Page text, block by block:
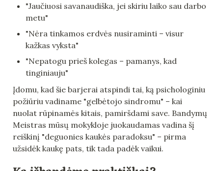
"Jaučiuosi savanaudiška, jei skiriu laiko sau darbo
metu"
"Nėra tinkamos erdvės nusiraminti – visur
kažkas vyksta"
"Nepatogu prieš kolegas – pamanys, kad
tinginiauju"
Įdomu, kad šie barjerai atspindi tai, ką psichologiniu
požiūriu vadiname "gelbėtojo sindromu" – kai
nuolat rūpinamės kitais, pamiršdami save. Bandymų
Meistras mūsų mokykloje juokaudamas vadina šį
reiškinį "deguonies kaukės paradoksu" – pirma
užsidėk kaukę pats, tik tada padėk vaikui.